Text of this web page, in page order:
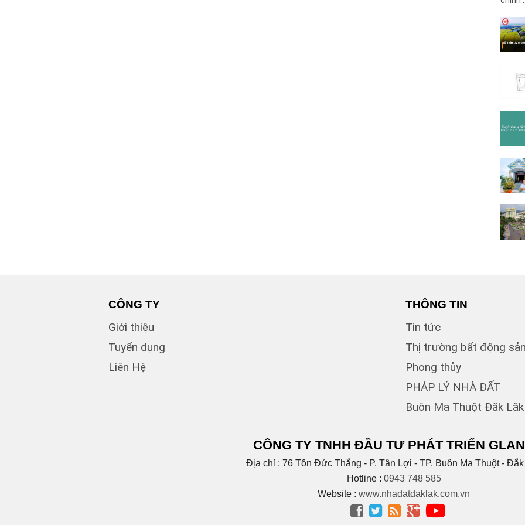
A9(2)
Ama
Ama
An
Bà
Bùi
Bùi
Buôn
Buôn
Buôn
Buôn
Buôn
Buôn
Chu
Chu
CƯ
D(1)
D2(1)
CÔNG TY
Giới thiệu
Tuyển dụng
Liên Hệ
THÔNG TIN
Tin tức
Thị trường bất động sản
Phong thủy
PHÁP LÝ NHÀ ĐẤT
Buôn Ma Thuột Đăk Lăk
CÔNG TY TNHH ĐẦU TƯ PHÁT TRIỂN
Địa chỉ : 76 Tôn Đức Thắng - P. Tân Lợi - TP. Buôn Ma Thuột -
Hotline : 0943 748 585
Website : www.nhadatdaklak.com.vn
   